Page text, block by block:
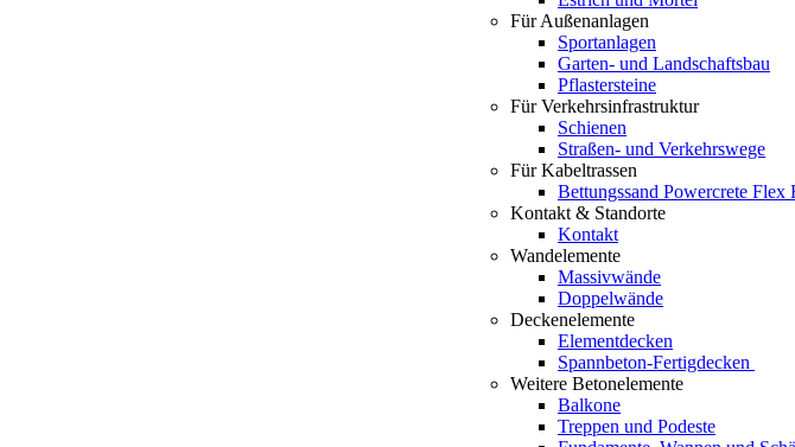
Für Außenanlagen
Sportanlagen
Garten- und Landschaftsbau
Pflastersteine
Für Verkehrsinfrastruktur
Schienen
Straßen- und Verkehrswege
Für Kabeltrassen
Bettungssand Powercrete Flex
Kontakt & Standorte
Kontakt
Wandelemente
Massivwände
Doppelwände
Deckenelemente
Elementdecken
Spannbeton-Fertigdecken
Weitere Betonelemente
Balkone
Treppen und Podeste